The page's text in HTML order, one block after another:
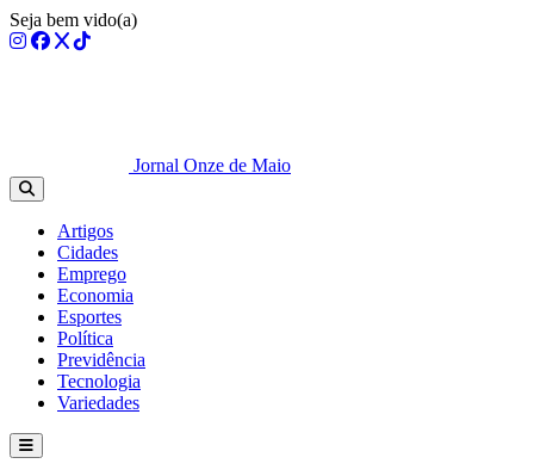
Seja bem vido(a)
Jornal Onze de Maio
Artigos
Cidades
Emprego
Economia
Esportes
Política
Previdência
Tecnologia
Variedades